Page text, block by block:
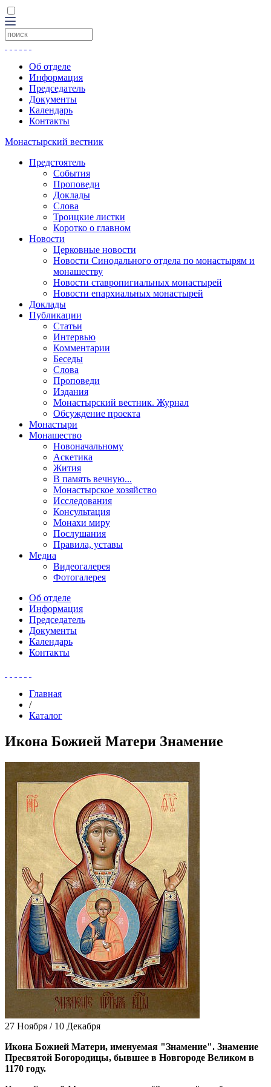
Об отделе
Информация
Председатель
Документы
Календарь
Контакты
Монастырский вестник
Предстоятель
События
Проповеди
Доклады
Слова
Троицкие листки
Коротко о главном
Новости
Церковные новости
Новости Синодального отдела по монастырям и
монашеству
Новости ставропигиальных монастырей
Новости епархиальных монастырей
Доклады
Публикации
Статьи
Интервью
Комментарии
Беседы
Слова
Проповеди
Издания
Монастырский вестник. Журнал
Обсуждение проекта
Монастыри
Монашество
Новоначальному
Аскетика
Жития
В память вечную...
Монастырское хозяйство
Исследования
Консультация
Монахи миру
Послушания
Правила, уставы
Медиа
Видеогалерея
Фотогалерея
Об отделе
Информация
Председатель
Документы
Календарь
Контакты
Главная
/
Каталог
Икона Божией Матери Знамение
27 Ноября / 10 Декабря
Ико­на Бо­жи­ей Ма­те­ри, име­ну­е­мая "Зна­ме­ние". Зна­ме­ние
Пре­свя­той Бо­го­ро­ди­цы, быв­шее в Нов­го­ро­де Ве­ли­ком в
1170 го­ду.